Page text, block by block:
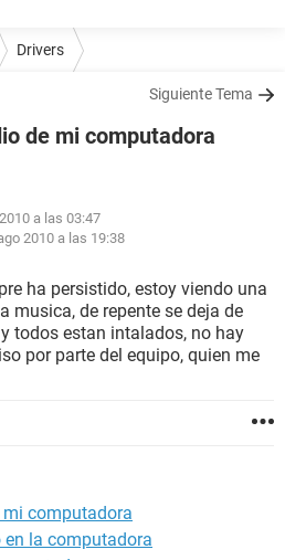
Drivers
Siguiente Tema
de mi computadora
a las 03:47
2010 a las 19:38
ha persistido, estoy viendo una
musica, de repente se deja de
todos estan intalados, no hay
por parte del equipo, quien me
computadora
en la computadora